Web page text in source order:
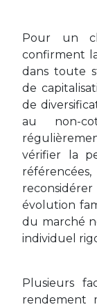
Pour un
confirment
dans toute
de
de
au non-
vérifier la
évolution
du marché
individuel
Plusieurs
rendement